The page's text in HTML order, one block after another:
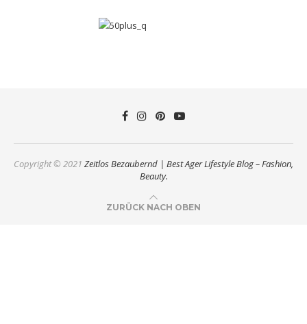
Copyright © 2021 Zeitlos Bezaubernd | Best Ager Lifestyle Blog – Fashion,
Beauty.
ZURÜCK NACH OBEN